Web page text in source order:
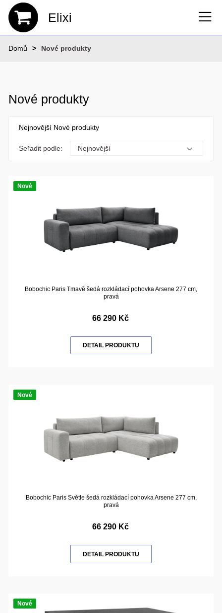
Elixi
Domů Nové produkty
Nové produkty
Nejnovější Nové produkty
Seřadit podle:
Nové
Bobochic Paris Tmavě šedá rozkládací pohovka Arsene 277 cm,
pravá
66 290 Kč
DETAIL PRODUKTU
Nové
Bobochic Paris Světle šedá rozkládací pohovka Arsene 277 cm,
pravá
66 290 Kč
DETAIL PRODUKTU
Nové